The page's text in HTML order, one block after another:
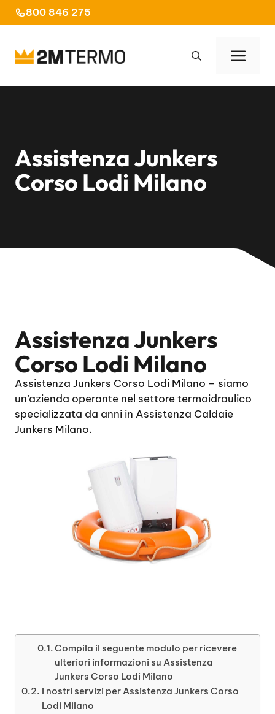
al
800 846 275
Assistenza Junkers
Corso Lodi Milano
Assistenza Junkers
Corso Lodi Milano
Assistenza Junkers Corso Lodi Milano – siamo
un’azienda operante nel settore termoidraulico
specializzata da anni in Assistenza Caldaie
Junkers Milano.
Compila il seguente modulo per ricevere
ulteriori informazioni su Assistenza
Junkers Corso Lodi Milano
I nostri servizi per Assistenza Junkers Corso
Lodi Milano